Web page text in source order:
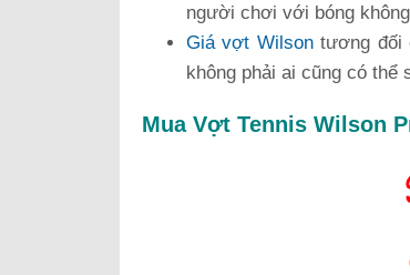
người chơi với bóng
Giá vợt Wilsontương đối
không phải ai cũng có
Mua Vợt Tennis Wilson